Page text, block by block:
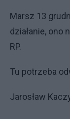
Marsz 13
działanie,
RP.
Tu potrzeba
Jarosław